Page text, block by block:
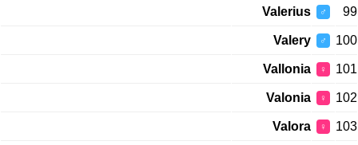
99
♂
Valerius
100
♂
Valery
101
♀
Vallonia
102
♀
Valonia
103
♀
Valora